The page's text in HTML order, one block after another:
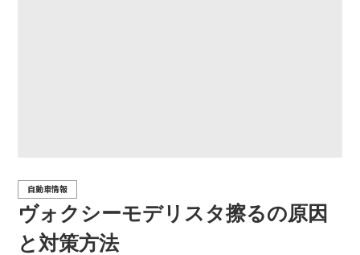
ヴォクシーモデリスタ擦るの原因
と対策方法
自動車情報